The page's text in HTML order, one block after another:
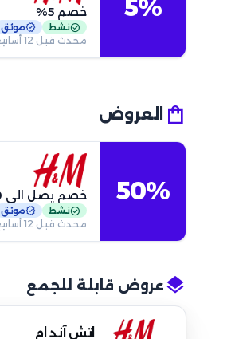
5% خصم 5%
check_circleنشط verifiedموثق
محدث قبل 12 أسابيع
shopping_bag العروض
50% خصم يصل الى 50%
check_circleنشط verifiedموثق
محدث قبل 12 أسابيع
layersعروض قابلة للجمع
اتش آند ام